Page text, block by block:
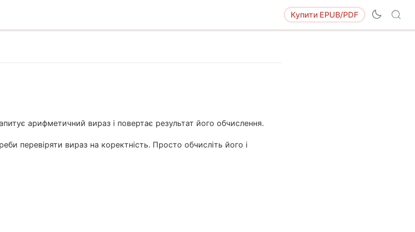
Купити EPUB/PDF
арифметичний вираз і повертає результат його обчислення.
перевіряти вираз на коректність. Просто обчисліть його і